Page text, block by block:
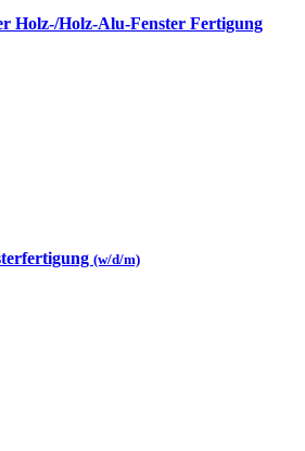
Holz-/Holz-Alu-Fenster Fertigung
(w/d/m)